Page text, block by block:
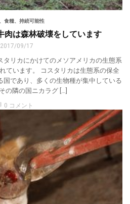
食糧、持続可能性
肉は森林破壊をしています
2017/09/17
タリカにかけてのメソアメリカの生態系
ています。 コスタリカは生態系の保全
国であり、多くの生物種が集中している
の隣の国ニカラグ […]
0 コメント